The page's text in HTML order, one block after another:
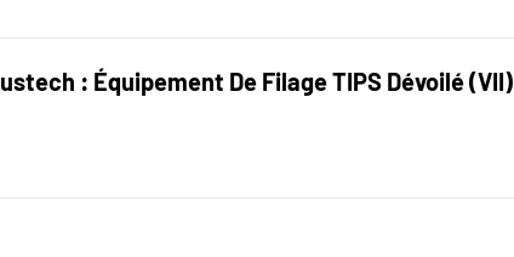
: Équipement De Filage TIPS Dévoilé (VII)